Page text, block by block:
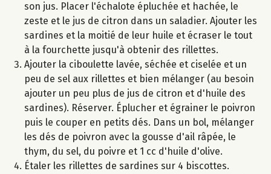
son jus. Placer l'échalote épluchée et hachée, le
zeste et le jus de citron dans un saladier. Ajouter les
sardines et la moitié de leur huile et écraser le tout
à la fourchette jusqu'à obtenir des rillettes.
Ajouter la ciboulette lavée, séchée et ciselée et un
peu de sel aux rillettes et bien mélanger (au besoin
ajouter un peu plus de jus de citron et d'huile des
sardines). Réserver. Éplucher et égrainer le poivron
puis le couper en petits dés. Dans un bol, mélanger
les dés de poivron avec la gousse d'ail râpée, le
thym, du sel, du poivre et 1 cc d'huile d'olive.
Étaler les rillettes de sardines sur 4 biscottes.